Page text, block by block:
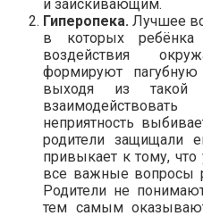
и заискивающим.
Гиперопека. Лучшее
в которых
воздействия
формируют
выходя из
неприятность
родители защищали
привыкает к тому, что
все важные вопросы
Родители не
тем самым